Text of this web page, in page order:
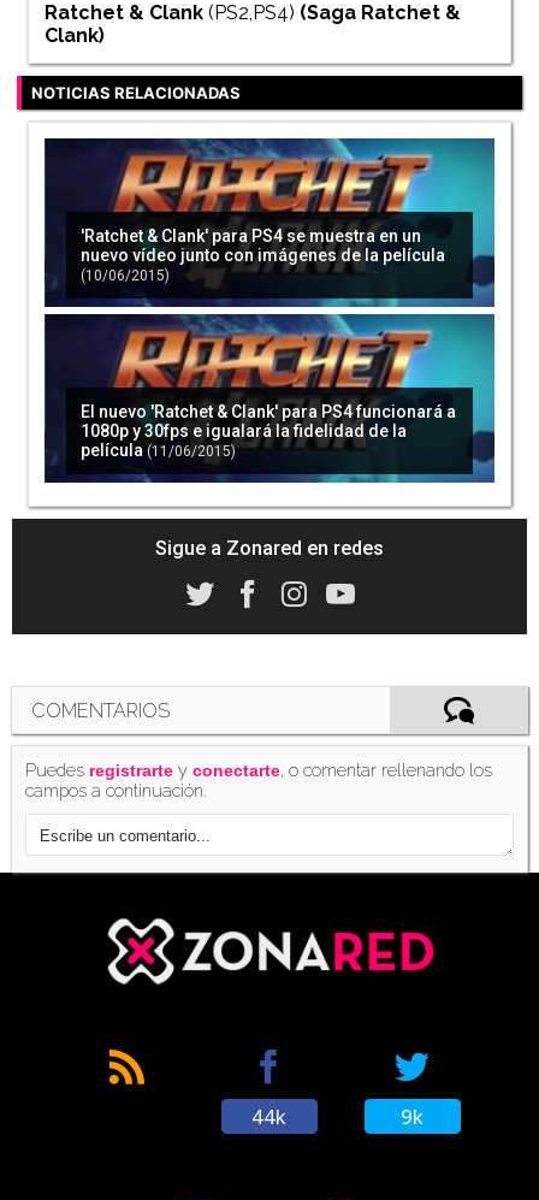
Ratchet & Clank (PS2,PS4) (Saga Ratchet &
Clank)
NOTICIAS RELACIONADAS
'Ratchet & Clank' para PS4 se muestra en un
nuevo vídeo junto con imágenes de la película
(10/06/2015)
El nuevo 'Ratchet & Clank' para PS4 funcionará a
1080p y 30fps e igualará la fidelidad de la
película (11/06/2015)
Sigue a Zonared en redes
COMENTARIOS
Puedes registrarte yconectarte, o comentar rellenando los
campos a continuación.
44k 9k